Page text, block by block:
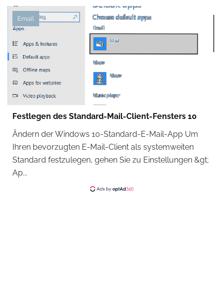
Email
Festlegen des Standard-Mail-Client-Fensters 10
Ändern der Windows 10-Standard-E-Mail-App Um
Ihren bevorzugten E-Mail-Client als systemweiten
Standard festzulegen, gehen Sie zu Einstellungen &gt;
Ap...